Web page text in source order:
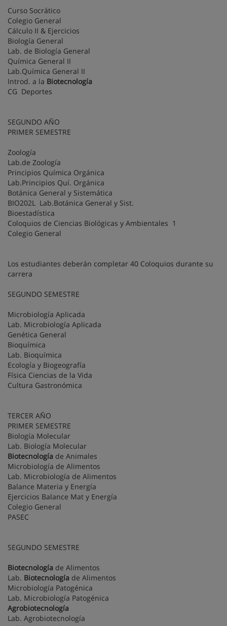
Curso Socrático
Colegio General
Cálculo II & Ejercicios
Biología General
Lab. de Biología General
Química General II
Lab.Química General II
Introd. a la Biotecnología
CG Deportes
SEGUNDO AÑO
PRIMER SEMESTRE
Zoología
Lab.de Zoología
Principios Química Orgánica
Lab.Principios Quí. Orgánica
Botánica General y Sistemática
BIO202L Lab.Botánica General y Sist.
Bioestadística
Coloquios de Ciencias Biológicas y Ambientales 1
Colegio General
Los estudiantes deberán completar 40 Coloquios durante su
carrera
SEGUNDO SEMESTRE
Microbiología Aplicada
Lab. Microbiología Aplicada
Genética General
Bioquímica
Lab. Bioquímica
Ecología y Biogeografía
Física Ciencias de la Vida
Cultura Gastronómica
TERCER AÑO
PRIMER SEMESTRE
Biología Molecular
Lab. Biología Molecular
Biotecnología de Animales
Microbiología de Alimentos
Lab. Microbiología de Alimentos
Balance Materia y Energía
Ejercicios Balance Mat y Energía
Colegio General
PASEC
SEGUNDO SEMESTRE
Biotecnología de Alimentos
Lab. Biotecnología de Alimentos
Microbiología Patogénica
Lab. Microbiología Patogénica
Agrobiotecnología
Lab. Agrobiotecnología